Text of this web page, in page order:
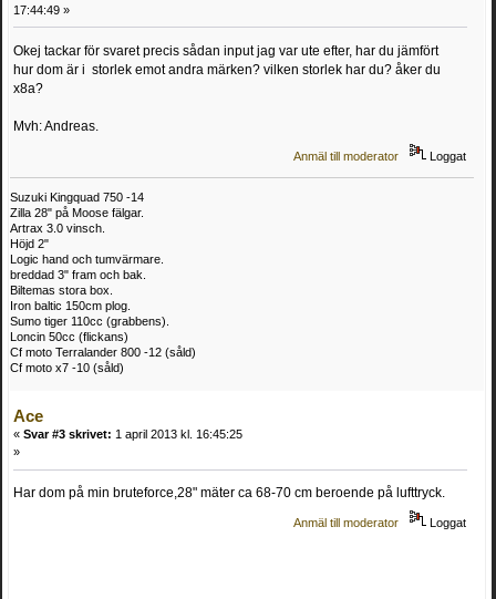
17:44:49 »
Okej tackar för svaret precis sådan input jag var ute efter, har du jämfört
hur dom är i storlek emot andra märken? vilken storlek har du? åker du
x8a?
Mvh: Andreas.
Anmäl till moderator Loggat
Suzuki Kingquad 750 -14
Zilla 28" på Moose fälgar.
Artrax 3.0 vinsch.
Höjd 2"
Logic hand och tumvärmare.
breddad 3" fram och bak.
Biltemas stora box.
Iron baltic 150cm plog.
Sumo tiger 110cc (grabbens).
Loncin 50cc (flickans)
Cf moto Terralander 800 -12 (såld)
Cf moto x7 -10 (såld)
Ace
« Svar #3 skrivet: 1 april 2013 kl. 16:45:25
»
Har dom på min bruteforce,28" mäter ca 68-70 cm beroende på lufttryck.
Anmäl till moderator Loggat